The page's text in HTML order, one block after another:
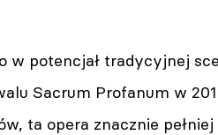
w potencjał tradycyjnej
Sacrum Profanum w
ta opera znacznie